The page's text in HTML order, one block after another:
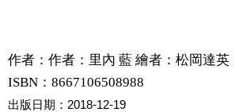
作者： 作者：里內 藍 繪者：松岡達英
ISBN：8667106508988
出版日期： 2018-12-19